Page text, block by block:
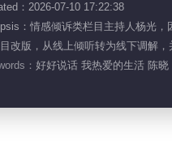
：2026-07-10 17:22:38
：情感倾诉类栏目主持人杨光
改版，从线上倾听转为线下调解
： 好好说话 我热爱的生活 陈